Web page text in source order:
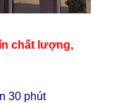
chất lượng,
30 phút